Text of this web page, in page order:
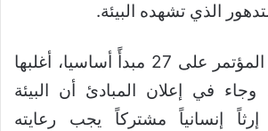
الذي تشهده البيئة.
وقد تضمن إعلان المؤتمر على 27 مبدأً أساسيا، أغلبها
وجاء في إعلان المبادئ أن البيئة
إنسانياً مشتركاً يجب رعايته